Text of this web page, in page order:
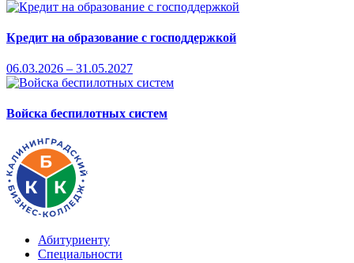
Кредит на образование с господдержкой
06.03.2026 – 31.05.2027
Войска беспилотных систем
Абитуриенту
Специальности